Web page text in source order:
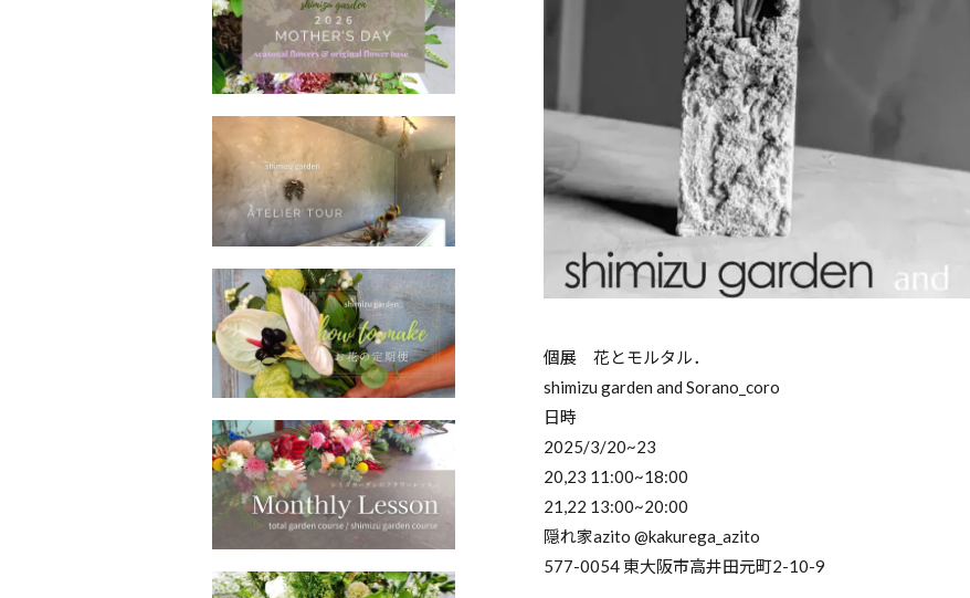
個展 花とモルタル．
shimizu garden and Sorano_coro
日時
2025/3/20~23
20,23 11:00~18:00
21,22 13:00~20:00
隠れ家azito@kakurega_azito
577-0054 東大阪市高井田元町2-10-9